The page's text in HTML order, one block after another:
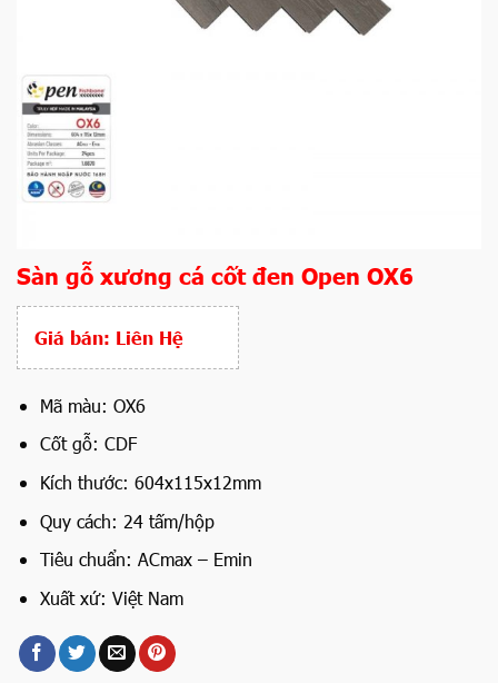
Sàn gỗ xương cá cốt đen Open OX6
Giá bán: Liên Hệ
Mã màu: OX6
Cốt gỗ: CDF
Kích thước: 604x115x12mm
Quy cách: 24 tấm/hộp
Tiêu chuẩn: ACmax – Emin
Xuất xứ: Việt Nam